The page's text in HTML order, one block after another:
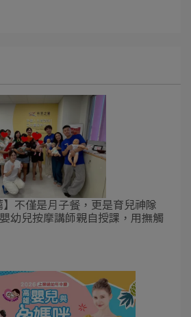
】不僅是月子餐，更是育兒神隊
幼兒按摩講師親自授課，用撫觸